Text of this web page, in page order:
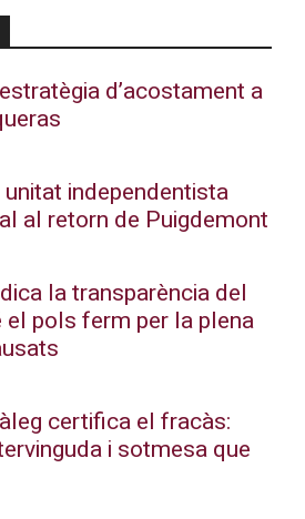
d’acostament a
independentista
al retorn de Puigdemont
la transparència del
el pols ferm per la plena
certifica el fracàs:
i sotmesa que